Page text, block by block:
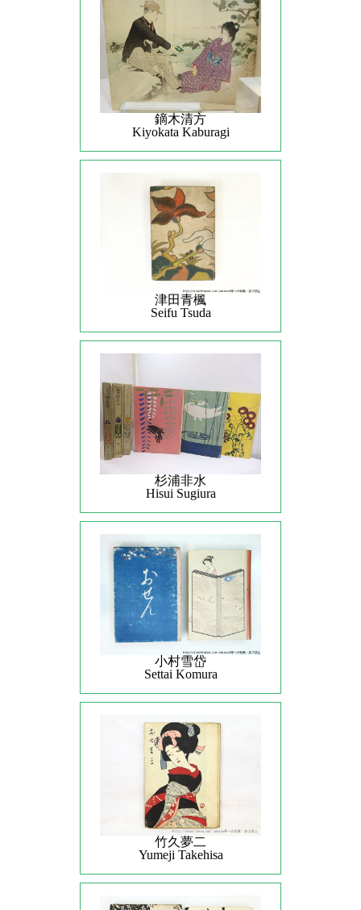
鏑木清方
Kiyokata Kaburagi
津田青楓
Seifu Tsuda
杉浦非水
Hisui Sugiura
小村雪岱
Settai Komura
竹久夢二
Yumeji Takehisa